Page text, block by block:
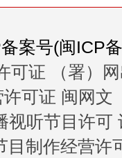
案号(闽ICP
可证 （署）
许可证 闽网文
视听节目许可
目制作经营许